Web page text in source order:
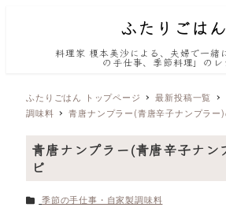
料理家 榎本美沙による、夫婦で一緒
の手仕事、季節料理」のレ
ふたりごはん トップページ 最新投稿一覧
調味料
青唐ナンプラー(青唐辛子ナンプラー
青唐ナンプラー(青唐辛子ナン
ピ
カテゴリー
季節の手仕事・自家製調味料